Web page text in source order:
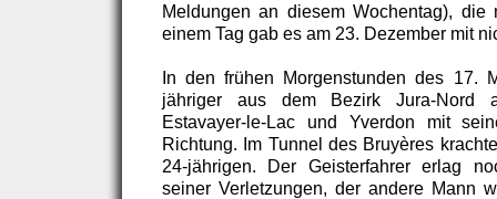
Meldungen an diesem Wochentag), die
einem Tag gab es am 23. Dezember mit
In den frühen Morgenstunden des 17.
jähriger aus dem Bezirk Jura-Nord
Estavayer-le-Lac und Yverdon mit
Richtung. Im Tunnel des Bruyères
24-jährigen. Der Geisterfahrer erlag
seiner Verletzungen, der andere Mann